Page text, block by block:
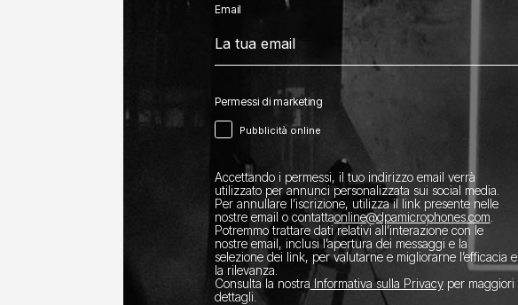
Email
Permessi di marketing
Pubblicità online
Accettando i permessi, il tuo indirizzo email verrà
utilizzato per annunci personalizzata sui social media.
Per annullare l’iscrizione, utilizza il link presente nelle
nostre email o contatta​online@dpamicrophones.com
Potremmo trattare dati relativi all’interazione con le
nostre email, inclusi l’apertura dei messaggi e la
selezione dei link, per valutarne e migliorarne l’efficacia e
la rilevanza.
Consulta la nostraInformativa sulla Privacyper maggiori
dettagli.